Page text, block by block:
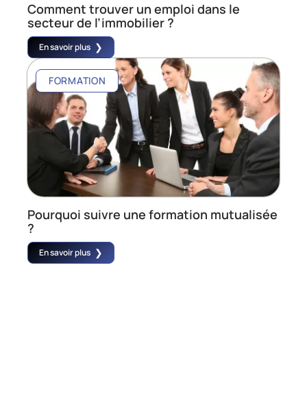
Comment trouver un emploi dans le
secteur de l’immobilier ?
En savoir plus
FORMATION
Pourquoi suivre une formation mutualisée
?
En savoir plus